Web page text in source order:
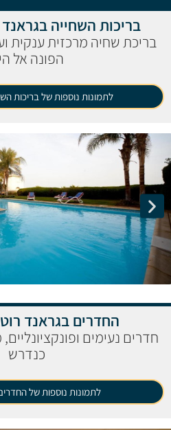
בריכות השחייה בגראנד
בריכת שחיה מרכזית ענקית
הפונה אל
לתמונות נוספות של בריכות
החדרים בגראנד
חדרים נעימים
כנדרש
לתמונות נוספות של